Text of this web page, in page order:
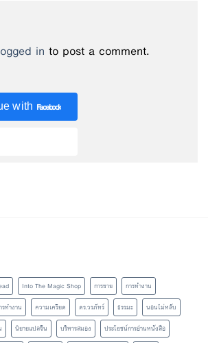
in to post a comment.
with Facebook
Into The Magic Shop การขาย
การทำงาน
รทำงาน ความเครียด ดร.วรภัทร์ ธรรมะ
นอนไม่หลับ
นิยายแปลจีน บริหารสมอง
ประโยชน์การอ่านหนังสือ